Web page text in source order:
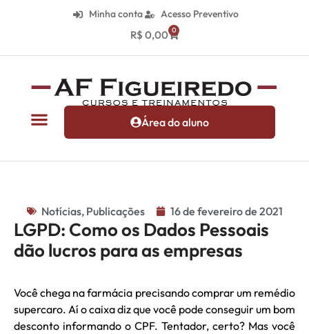
Minha conta Acesso Preventivo
R$ 0,00 0
Área do aluno
Notícias, Publicações 16 de fevereiro de 2021
LGPD: Como os Dados Pessoais
dão lucros para as empresas
Você chega na farmácia precisando comprar um remédio
supercaro. Aí o caixa diz que você pode conseguir um bom
desconto informando o CPF. Tentador, certo? Mas você